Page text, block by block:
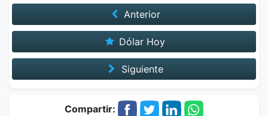
Anterior
Dólar Hoy
Siguiente
Compartir: